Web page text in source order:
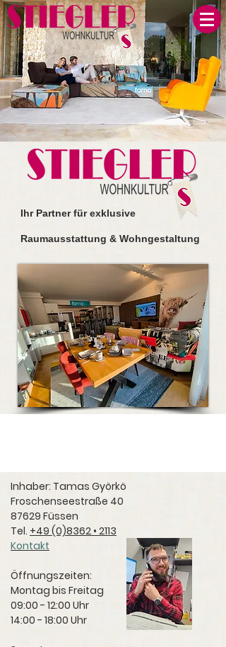
Ihr Partner für exklusive
Raumausstattung & Wohngestaltung
Inhaber: Tamas Györkö
Froschenseestraße 40
87629 Füssen
Tel. +49 (0)8362 • 2113
Kontakt
Öffnungszeiten:
Montag bis Freitag
09:00 - 12:00 Uhr
14:00 - 18:00 Uhr